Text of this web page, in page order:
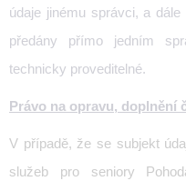
údaje jinému správci, a
předány přímo jedním
technicky proveditelné.
Právo na opravu, doplnění
V případě, že se subjekt
služeb pro seniory